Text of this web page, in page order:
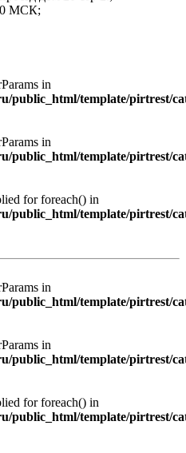
МСК;
in
public_html/template/pirtrest/
in
public_html/template/pirtrest/
for foreach() in
public_html/template/pirtrest/
in
public_html/template/pirtrest/
in
public_html/template/pirtrest/
for foreach() in
public_html/template/pirtrest/